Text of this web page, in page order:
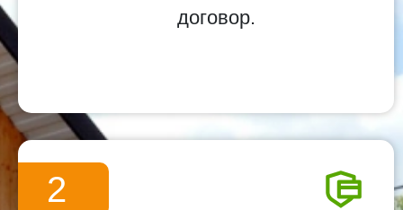
договор.
2